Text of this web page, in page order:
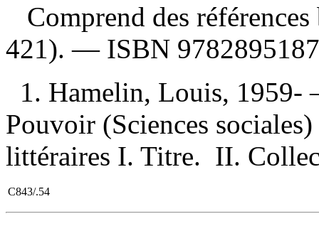
Comprend des
421). — ISBN
1. Hamelin, Louis,
Pouvoir (Sciences
littéraires I. Titre. II.
C843/.54